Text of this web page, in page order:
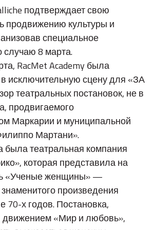
подтверждает свою
продвижению культуры и
специальное
случаю 8 марта.
RacMet Academy была
исключительную сцену для «ЗА
театральных постановок, не в
продвигаемого
Маркарии и муниципальной
Мартани».
была театральная компания
которая представила на
«Ученые женщины» —
произведения
70-х годов. Постановка,
движением «Мир и любовь»,